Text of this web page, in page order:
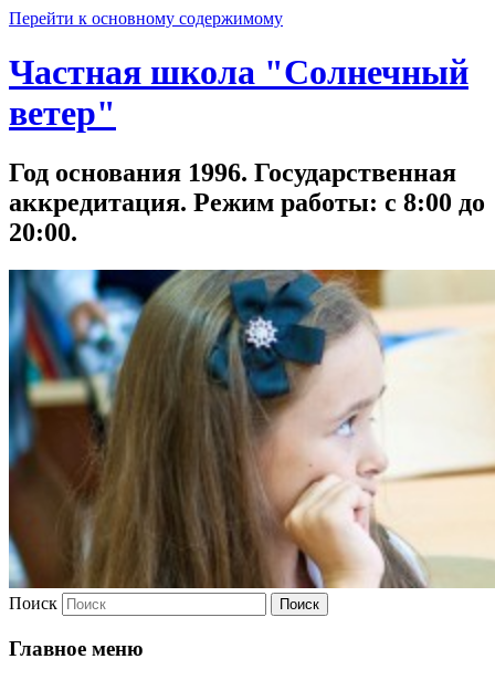
Перейти к основному содержимому
Частная школа "Солнечный
ветер"
Год основания 1996. Государственная
аккредитация. Режим работы: с 8:00 до
20:00.
Поиск
Главное меню